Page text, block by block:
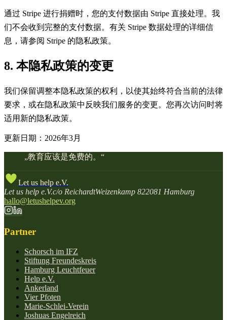
通过 Stripe 进行捐赠时，您的支付数据由 Stripe 直接处理。我
们不会收到完整的支付数据。有关 Stripe 数据处理的详细信
息，请参阅 Stripe 的隐私政策。
8. 本隐私政策的变更
我们保留调整本隐私政策的权利，以使其始终符合当前的法律
要求，或在隐私政策中反映我们服务的变更。您再次访问时将
适用新的隐私政策。
更新日期：2026年3月
„教育应该是免费的。 “
Let us help e.V.
Let us help e.V.c/o ReichardtWeizenkamp 822081 Hamburg
hallo@letushelpev.org
Partner
Schorsch im IFZ
Stiftung Freundeskreis
Hamburg Leuchtfeuer
Help e.V.
Ankerland
Vier Pfoten
Marie-Schlei-Verein
Joshuas Engelreich